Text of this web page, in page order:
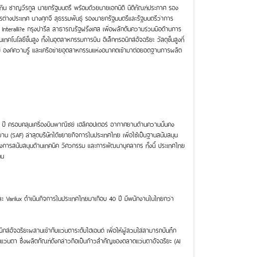
ทิน ชาญวีรกูล นายกรัฐมนตรี พร้อมด้วยนายเอกนิติ นิติทัณฑ์ประภาศ รอง
างประเทศ นางศุภจี สุธรรมพันธุ์ รองนายกรัฐมนตรีและรัฐมนตรีว่าการ
กรุงปารีส สาธารณรัฐฝรั่งเศส เพื่อผลักดันความร่วมมือด้านการ
คโนโลยีขั้นสูง ทั้งในอุตสาหกรรมการบิน อิเล็กทรอนิกส์อัจฉริยะ วัสดุขั้นสูงที่
งค์ความรู้ และเครือข่ายอุตสาหกรรมแห่งอนาคตเข้ามาต่อยอดฐานการผลิต
ปี ครอบคลุมเครื่องบินพาณิชย์ เฮลิคอปเตอร์ อากาศยานด้านความมั่นคง
ล่าสุดบริษัทได้ขยายกิจการในประเทศไทย เพื่อใช้เป็นฐานสนับสนุน
การสนับสนุนด้านเทคนิค วิศวกรรม และการพัฒนาบุคลากร ทั้งนี้ ประเทศไทย
ดำเนินกิจการในประเทศไทยมาเกือบ 40 ปี มีพนักงานในไทยกว่า
ส์อัจฉริยะผสานเข้ากับแว่นตาระดับไฮเอนด์ เพื่อให้ผู้สวมใส่สามารถบันทึก
ว่นตา ซึ่งผลิตภัณฑ์ดังกล่าวถือเป็นก้าวสำคัญของตลาดแว่นตาอัจฉริยะ (AI